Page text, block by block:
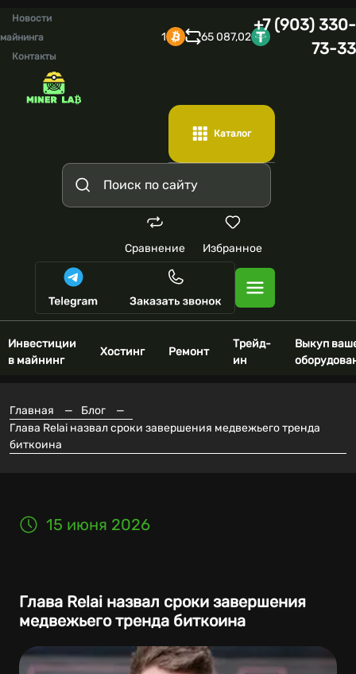
Новости
майнинга
Контакты
1 65 087,02
+7 (903) 330-
73-33
Каталог
Сравнение Избранное
Инвестиции
в майнинг
Хостинг Ремонт
Трейд-
ин
Выкуп
Главная — Блог
—
Глава Relai назвал сроки завершения медвежьего тренда
биткоина
15 июня 2026
Глава Relai назвал сроки завершения
медвежьего тренда биткоина